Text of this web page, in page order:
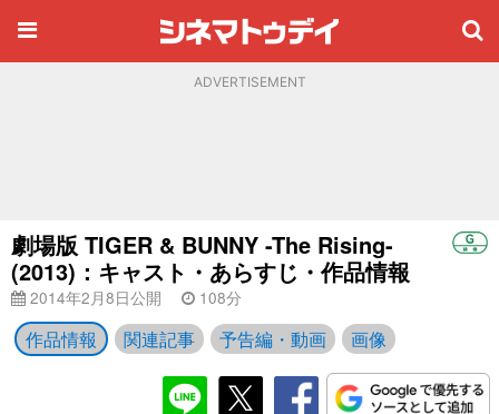
ADVERTISEMENT
劇場版 TIGER & BUNNY -The Rising-
(2013)：キャスト・あらすじ・作品情報
2014年2月8日公開 108分
作品情報 関連記事 予告編・動画 画像